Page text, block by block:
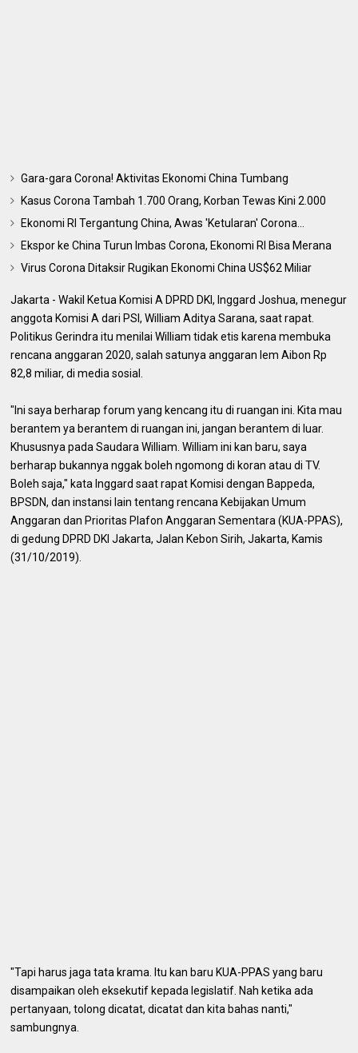
Gara-gara Corona! Aktivitas Ekonomi China Tumbang
Kasus Corona Tambah 1.700 Orang, Korban Tewas Kini 2.000
Ekonomi RI Tergantung China, Awas 'Ketularan' Corona...
Ekspor ke China Turun Imbas Corona, Ekonomi RI Bisa Merana
Virus Corona Ditaksir Rugikan Ekonomi China US$62 Miliar
Jakarta - Wakil Ketua Komisi A DPRD DKI, Inggard Joshua, menegur
anggota Komisi A dari PSI, William Aditya Sarana, saat rapat.
Politikus Gerindra itu menilai William tidak etis karena membuka
rencana anggaran 2020, salah satunya anggaran lem Aibon Rp
82,8 miliar, di media sosial.
"Ini saya berharap forum yang kencang itu di ruangan ini. Kita mau
berantem ya berantem di ruangan ini, jangan berantem di luar.
Khususnya pada Saudara William. William ini kan baru, saya
berharap bukannya nggak boleh ngomong di koran atau di TV.
Boleh saja," kata Inggard saat rapat Komisi dengan Bappeda,
BPSDN, dan instansi lain tentang rencana Kebijakan Umum
Anggaran dan Prioritas Plafon Anggaran Sementara (KUA-PPAS),
di gedung DPRD DKI Jakarta, Jalan Kebon Sirih, Jakarta, Kamis
(31/10/2019).
"Tapi harus jaga tata krama. Itu kan baru KUA-PPAS yang baru
disampaikan oleh eksekutif kepada legislatif. Nah ketika ada
pertanyaan, tolong dicatat, dicatat dan kita bahas nanti,"
sambungnya.